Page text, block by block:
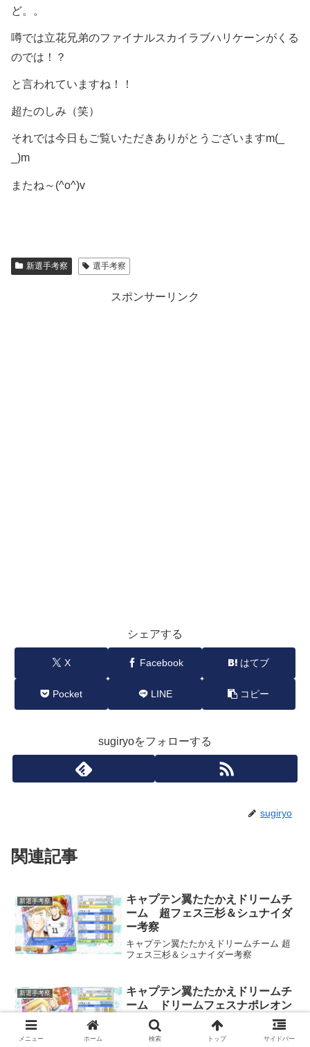
ど。。
噂では立花兄弟のファイナルスカイラブハリケーンがくる
のでは！？
と言われていますね！！
超たのしみ（笑）
それでは今日もご覧いただきありがとうございますm(_
_)m
またね～(^o^)v
新選手考察 選手考察
スポンサーリンク
シェアする
X Facebook はてブ
Pocket LINE コピー
sugiryoをフォローする
sugiryo
関連記事
新選手考察
キャプテン翼たたかえドリームチ
ーム 超フェス三杉＆シュナイダ
ー考察
キャプテン翼たたかえドリームチーム 超
フェス三杉＆シュナイダー考察
新選手考察
キャプテン翼たたかえドリームチ
ーム ドリームフェスナポレオン
キャプテン翼たたかえドリームチーム ド
メニュー ホーム 検索 トップ サイドバー